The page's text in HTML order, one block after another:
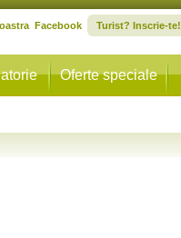
Oferte speciale
Facebook Turist? Inscrie-te!